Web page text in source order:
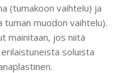
(tumakoon vaihtelu) ja
muodon vaihtelu).
mainitaan, jos niitä
soluista